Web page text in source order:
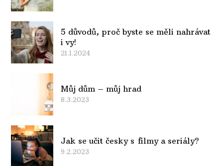
5 důvodů, proč byste se měli nahrávat
i vy!
21.1.2024
Můj dům – můj hrad
8.3.2023
Jak se učit česky s filmy a seriály?
9.2.2023